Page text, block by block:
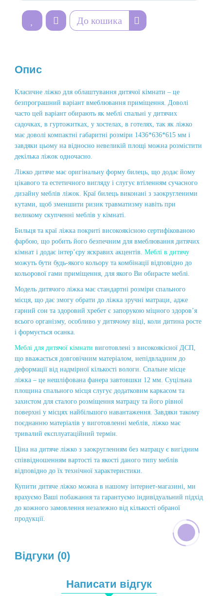
До кошика
Опис
Класичне ліжко для облаштування дитячої кімнати – це
безпрограшний варіант вмеблювання приміщення. Доволі
часто цей варіант обирають як меблі спальні у дитячих
садочках, в гуртожитках, у хостелах, в готелях, так як ліжко
має доволі компактні габаритні розміри 1436*636*615 мм і
завдяки цьому на відносно невеликій площі можна розмістити
декілька ліжок одночасно.
Ліжко дитяче має оригінальну форму билець, що додає йому
цікавого та естетичного вигляду і слугує втіленням сучасного
дизайну меблів ліжок. Краї билець виконані з заокругленими
кутами, щоб зменшити ризик травматизму навіть при
великому скупченні меблів у кімнаті.
Бильця та краї ліжка покриті високоякісною сертифікованою
фарбою, що робить його безпечним для вмеблювання дитячих
кімнат і додає інтер’єру яскравих акцентів. Меблі в дитячу
можуть бути будь-якого кольору та комбінації відповідно до
кольорової гами приміщення, для якого Ви обираєте меблі.
Модель дитячого ліжка має стандартні розміри спального
місця, що дає змогу обрати до ліжка зручні матраци, адже
гарний сон та здоровий хребет є запорукою міцного здоров’я
всього організму, особливо у дитячому віці, коли дитина росте
і формується осанка.
Меблі для дитячої кімнати виготовлені з високоякісної ДСП,
що вважається довговічним матеріалом, непідвладним до
деформації від надмірної кількості вологи. Спальне місце
ліжка – це нешліфована фанера завтовшки 12 мм. Суцільна
площина спального місця слугує додатковим каркасом та
захистом для сталого розміщення матрацу та його рівної
поверхні у місцях найбільшого навантаження. Завдяки такому
поєднанню матеріалів у виготовленні меблів, ліжко має
тривалий експлуатаційний термін.
Ціна на дитяче ліжко з заокругленням без матрацу є вигідним
співвідношенням вартості та якості даного типу меблів
відповідно до їх технічної характеристики.
Купити дитяче ліжко можна в нашому інтернет-магазині, ми
врахуємо Ваші побажання та гарантуємо індивідуальний підхід
до кожного замовлення незалежно від кількості обраної
продукції.
Відгуки (0)
Написати відгук